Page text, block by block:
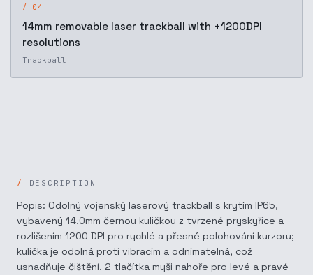
/ 04
14mm removable laser trackball with +1200DPI
resolutions
Trackball
DESCRIPTION
Popis: Odolný vojenský laserový trackball s krytím IP65,
vybavený 14,0mm černou kuličkou z tvrzené pryskyřice a
rozlišením 1200 DPI pro rychlé a přesné polohování kurzoru;
kulička je odolná proti vibracím a odnímatelná, což
usnadňuje čištění. 2 tlačítka myši nahoře pro levé a pravé